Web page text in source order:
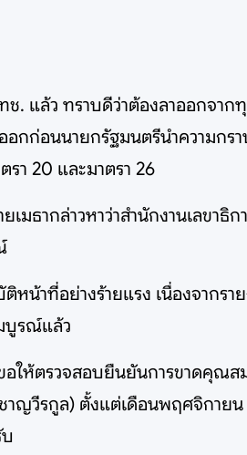
. แล้ว ทราบดีว่าต้องลาออกจา
กก่อนนายกรัฐมนตรีนำความกร
า 20 และมาตรา 26
ธากล่าวหาว่าสำนักงานเลขาธิ
หน้าที่อย่างร้ายแรง เนื่องจากร
บูรณ์แล้ว
ให้ตรวจสอบยืนยันการขาดคุณส
ญวีรกูล) ตั้งแต่เดือนพฤศจิกาย